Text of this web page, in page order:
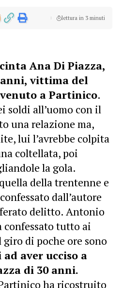
lettura in 3 minuti
Ana Di Piazza,
vittima del
a Partinico.
soldi all’uomo con il
una relazione ma,
lui l’avrebbe colpita
coltellata, poi
la gola.
della trentenne e
dall’autore
delitto. Antonio
confessato tutto ai
di poche ore sono
ad aver ucciso a
di 30 anni.
ha ricostruito